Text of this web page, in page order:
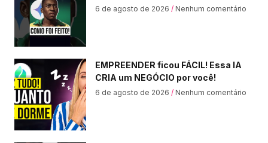
6 de agosto de 2026 Nenhum comentário
EMPREENDER ficou FÁCIL! Essa IA
CRIA um NEGÓCIO por você!
6 de agosto de 2026 Nenhum comentário